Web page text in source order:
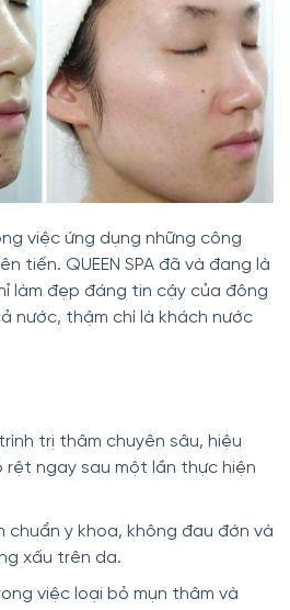
việc ứng dụng những công
tiến. QUEEN SPA đã và đang là
làm đẹp đáng tin cậy của đông
nước, thậm chí là khách nước
trị thâm chuyên sâu, hiệu
rệt ngay sau một lần thực hiện
y khoa, không đau đớn và
xấu trên da.
việc loại bỏ mụn thâm và